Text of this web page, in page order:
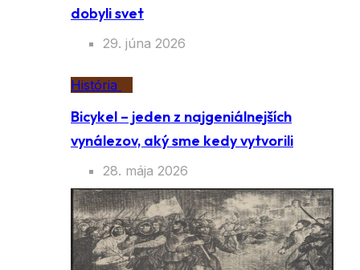
dobyli svet
29. júna 2026
História
Bicykel – jeden z najgeniálnejších
vynálezov, aký sme kedy vytvorili
28. mája 2026